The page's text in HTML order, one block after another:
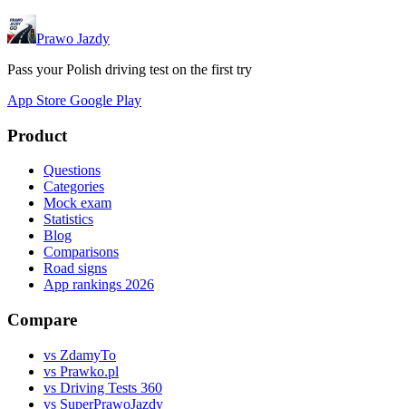
Prawo Jazdy
Pass your Polish driving test on the first try
App Store Google Play
Product
Questions
Categories
Mock exam
Statistics
Blog
Comparisons
Road signs
App rankings 2026
Compare
vs ZdamyTo
vs Prawko.pl
vs Driving Tests 360
vs SuperPrawoJazdy